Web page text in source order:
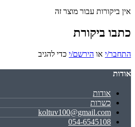
אין ביקורות עבור מוצר זה
כתבו ביקורת
התחבר/י או הירשם/י כדי להגיב
אודות
אודות
כשרות
koltuv100@gmail.com
054-6545108